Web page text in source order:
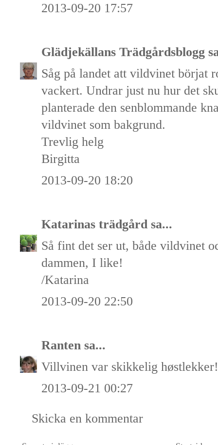
2013-09-20 17:57
Glädjekällans Trädgårdsblogg
Såg på landet att vildvinet börjat
vackert. Undrar just nu hur det
planterade den senblommande
vildvinet som bakgrund.
Trevlig helg
Birgitta
2013-09-20 18:20
Katarinas trädgård sa...
Så fint det ser ut, både vildvinet
dammen, I like!
/Katarina
2013-09-20 22:50
Ranten sa...
Villvinen var skikkelig
2013-09-21 00:27
Skicka en kommentar